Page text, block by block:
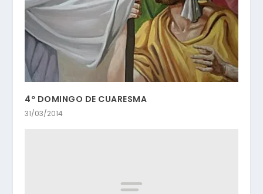
4º DOMINGO DE CUARESMA
31/03/2014